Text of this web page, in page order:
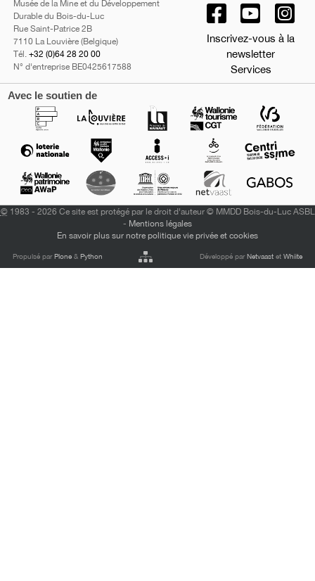
Musée de la Mine et du Développement
Durable du Bois-du-Luc
Rue Saint-Patrice 2B
7110 La Louvière (Belgique)
Tél. +32 (0)64 28 20 00
N° d'entreprise BE0425617588
Inscrivez-vous à la
newsletter
Services
Avec le soutien de
©1983 - 2026 Ce site est protégé par le droit d'auteur © MMDD Bois-du-Luc ASBL
- Mentions légales
En savoir plus sur notre politique vie privée et cookies
Propulsé parPlone &Python Développé parNetvaastet Whiite